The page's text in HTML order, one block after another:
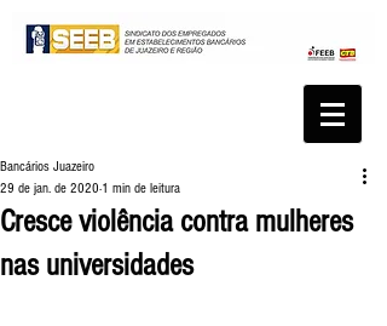
Cresce violência contra mulheres
nas universidades
Bancários Juazeiro
29 de jan. de 2020 1 min de leitura